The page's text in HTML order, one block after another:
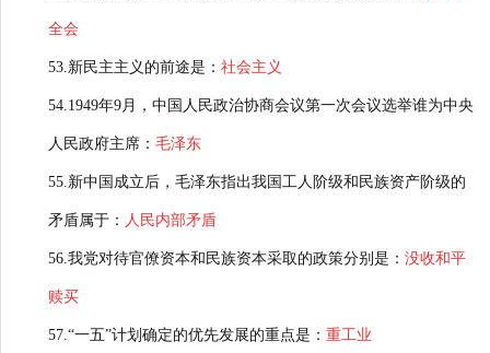
全会
53.新民主主义的前途是： 社会主义
54.1949年9月，中国人民政治协商会议第一次会议选举谁为中央
人民政府主席： 毛泽东
55.新中国成立后，毛泽东指出我国工人阶级和民族资产阶级的
矛盾属于： 人民内部矛盾
56.我党对待官僚资本和民族资本采取的政策分别是： 没收和平
赎买
57.“一五”计划确定的优先发展的重点是： 重工业